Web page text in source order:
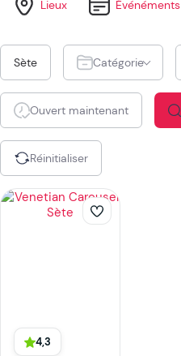
Lieux Événéments
Sète Catégorie
Ouvert maintenant
Réinitialiser
4,3